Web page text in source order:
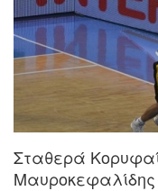
Σταθερά
Μαυροκεφαλίδης